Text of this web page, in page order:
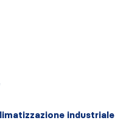
industriale